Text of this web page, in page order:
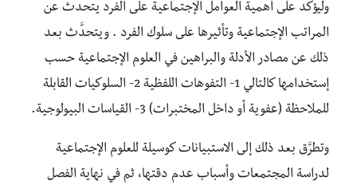
وليؤكِّد على أهمية العوامل الإجتماعية على الفرد يتحدث عن
المراتب الإجتماعية وتأثيرها على سلوك الفرد . ويتحدَّث بعد
ذلك عن مصادر الأدلة والبراهين في العلوم الإجتماعية حسب
إستخدامها كالتالي 1- التفوهات اللفظية 2- السلوكيات القابلة
للملاحظة (عفوية أو داخل المختبرات) 3- القياسات البيولوجية.
وتطرَّق بعد ذلك إلى الاستبيانات كوسيلة للعلوم الإجتماعية
لدراسة المجتمعات وأسباب عدم دقتها، ثم في نهاية الفصل